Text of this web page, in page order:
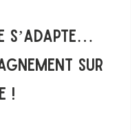
s’adapte…
sur
!